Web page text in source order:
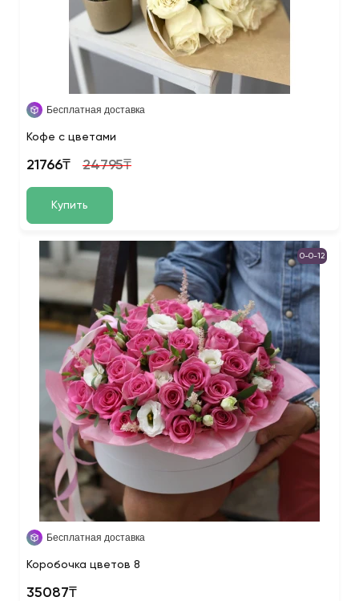
Бесплатная доставка
Кофе с цветами
21766₸ 24795₸
Купить
0-0-12
Бесплатная доставка
Коробочка цветов 8
35087₸